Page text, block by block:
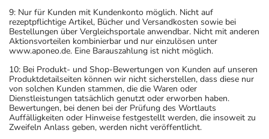
9: Nur für Kunden mit Kundenkonto möglich. Nicht auf
rezeptpflichtige Artikel, Bücher und Versandkosten sowie bei
Bestellungen über Vergleichsportale anwendbar. Nicht mit anderen
Aktionsvorteilen kombinierbar und nur einzulösen unter
www.aponeo.de. Eine Barauszahlung ist nicht möglich.
10: Bei Produkt- und Shop-Bewertungen von Kunden auf unseren
Produktdetailseiten können wir nicht sicherstellen, dass diese nur
von solchen Kunden stammen, die die Waren oder
Dienstleistungen tatsächlich genutzt oder erworben haben.
Bewertungen, bei denen bei der Prüfung des Wortlauts
Auffälligkeiten oder Hinweise festgestellt werden, die insoweit zu
Zweifeln Anlass geben, werden nicht veröffentlicht.